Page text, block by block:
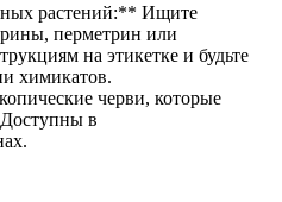
растений:** Ищите
перметрин или
на этикетке и будьте
химикатов.
черви, которые
в